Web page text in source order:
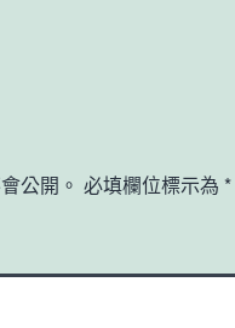
公開。 必填欄位標示為 *